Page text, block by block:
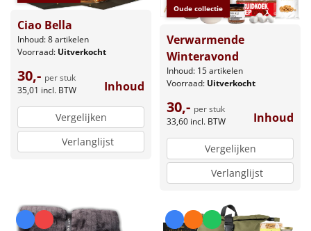
Ciao Bella
Inhoud: 8 artikelen
Voorraad: Uitverkocht
30,- per stuk
35,01 incl. BTW Inhoud
Vergelijken
Verlanglijst
Oude collectie
Verwarmende
Winteravond
Inhoud: 15 artikelen
Voorraad: Uitverkocht
30,- per stuk
33,60 incl. BTW Inhoud
Vergelijken
Verlanglijst